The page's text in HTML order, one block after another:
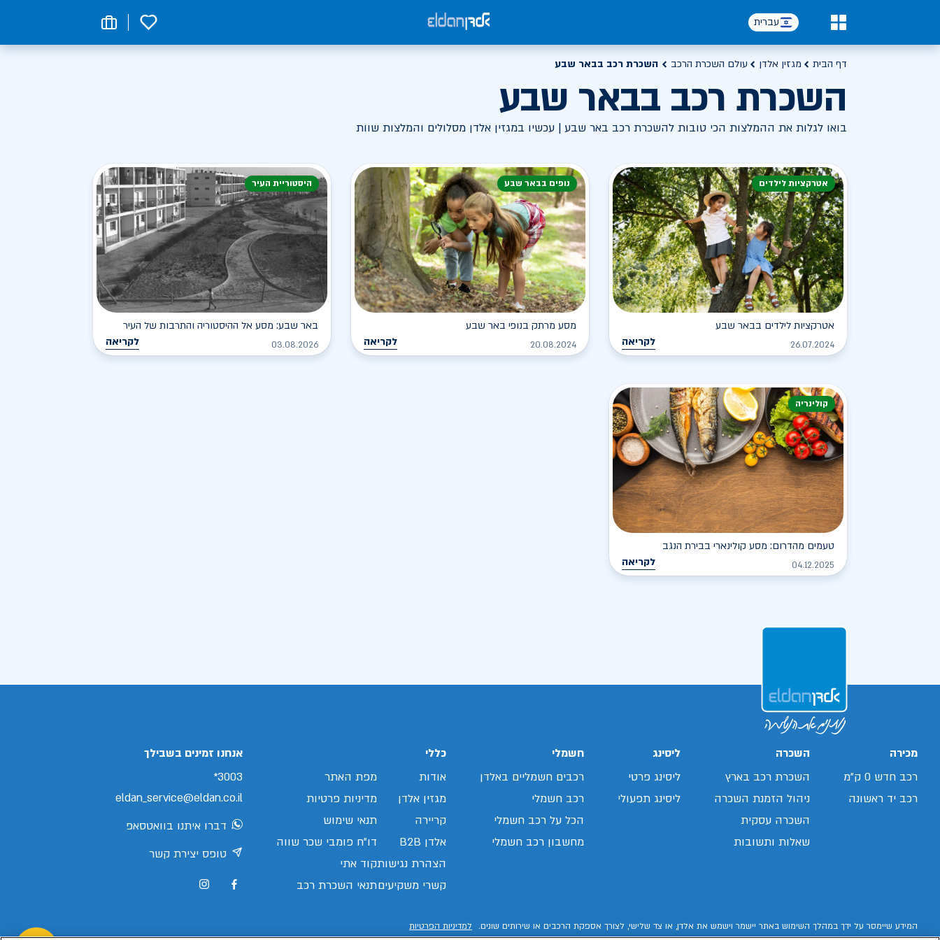
עברית 0
דף הבית מגזין אלדן עולם השכרת הרכב השכרת רכב בבאר שבע
השכרת רכב בבאר שבע
בואו לגלות את ההמלצות הכי טובות להשכרת רכב באר שבע | עכשיו במגזין אלדן מסלולים והמלצות שוות
אטרקציות לילדים
אטרקציות לילדים בבאר שבע
26.07.2024 לקריאה
נופים בבאר שבע
מסע מרתק בנופי באר שבע
20.08.2024 לקריאה
היסטוריית העיר
באר שבע: מסע אל ההיסטוריה והתרבות של העיר
03.08.2026 לקריאה
קולינריה
טעמים מהדרום: מסע קולינארי בבירת הנגב
04.12.2025 לקריאה
מכירה
רכב חדש 0 ק"מ
רכב יד ראשונה
השכרה
השכרת רכב בארץ
ניהול הזמנת השכרה
השכרה עסקית
שאלות ותשובות
ליסינג
ליסינג פרטי
ליסינג תפעולי
חשמלי
רכבים חשמליים באלדן
רכב חשמלי
הכל על רכב חשמלי
מחשבון רכב חשמלי
כללי
אודות
מגזין אלדן
קריירה
אלדן B2B
הצהרת נגישות
קשרי משקיעים
מפת האתר
מדיניות פרטיות
תנאי שימוש
דו"ח פומבי שכר שווה
קוד אתי
תנאי השכרת רכב
אנחנו זמינים בשבילך
3003*
eldan_service@eldan.co.il
דברו איתנו בוואטסאפ
טופס יצירת קשר
המידע שיימסר על ידך במהלך השימוש באתר יישמר וישמש את אלדן, או צד שלישי, לצורך אספקת הרכבים או שירותים שונים. למדיניות הפרטיות